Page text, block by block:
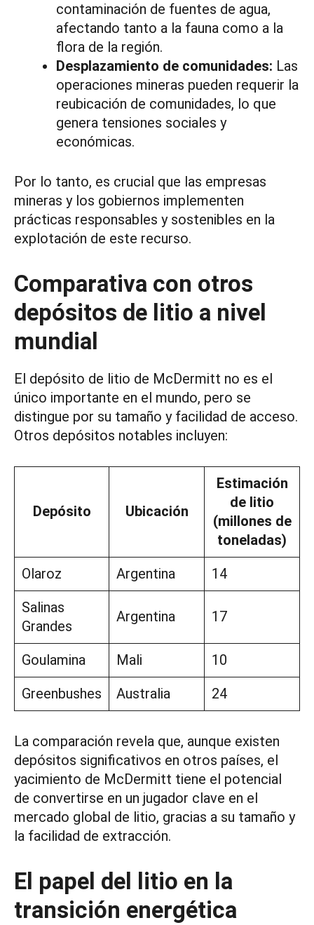
contaminación de fuentes de agua,
afectando tanto a la fauna como a la
flora de la región.
Desplazamiento de comunidades: Las
operaciones mineras pueden requerir la
reubicación de comunidades, lo que
genera tensiones sociales y
económicas.
Por lo tanto, es crucial que las empresas
mineras y los gobiernos implementen
prácticas responsables y sostenibles en la
explotación de este recurso.
Comparativa con otros
depósitos de litio a nivel
mundial
El depósito de litio de McDermitt no es el
único importante en el mundo, pero se
distingue por su tamaño y facilidad de acceso.
Otros depósitos notables incluyen:
Depósito Ubicación
Estimación
de litio
(millones de
toneladas)
Olaroz
Argentina
14
Salinas
Grandes
Argentina 17
Goulamina Mali
10
Greenbushes
Australia 24
La comparación revela que, aunque existen
depósitos significativos en otros países, el
yacimiento de McDermitt tiene el potencial
de convertirse en un jugador clave en el
mercado global de litio, gracias a su tamaño y
la facilidad de extracción.
El papel del litio en la
transición energética